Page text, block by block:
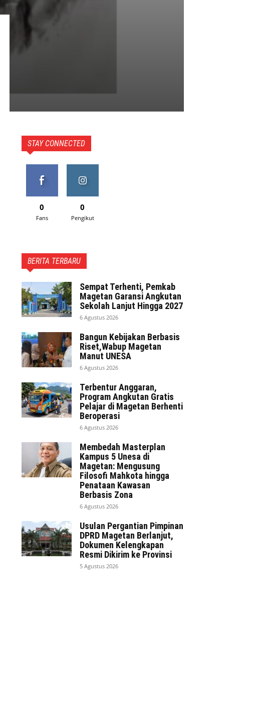
STAY CONNECTED
0
Fans
0
Pengikut
BERITA TERBARU
Sempat Terhenti, Pemkab
Magetan Garansi Angkutan
Sekolah Lanjut Hingga 2027
6 Agustus 2026
Bangun Kebijakan Berbasis
Riset,Wabup Magetan
Manut UNESA
6 Agustus 2026
Terbentur Anggaran,
Program Angkutan Gratis
Pelajar di Magetan Berhenti
Beroperasi
6 Agustus 2026
Membedah Masterplan
Kampus 5 Unesa di
Magetan: Mengusung
Filosofi Mahkota hingga
Penataan Kawasan
Berbasis Zona
6 Agustus 2026
Usulan Pergantian Pimpinan
DPRD Magetan Berlanjut,
Dokumen Kelengkapan
Resmi Dikirim ke Provinsi
5 Agustus 2026